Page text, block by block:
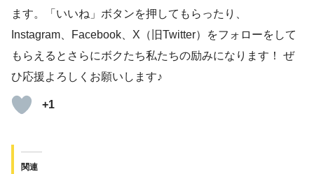
ます。「いいね」ボタンを押してもらったり、
Instagram、Facebook、X（旧Twitter）をフォローをして
もらえるとさらにボクたち私たちの励みになります！ ぜ
ひ応援よろしくお願いします♪
+1
関連